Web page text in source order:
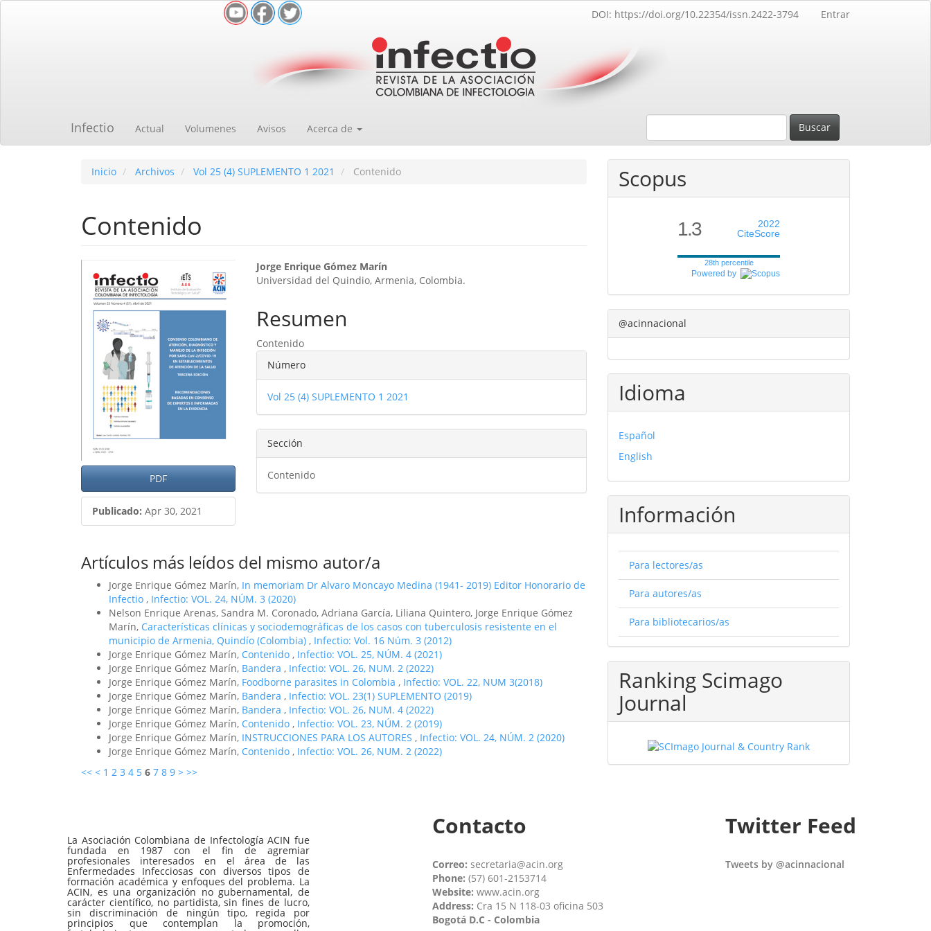
DOI: https://doi.org/10.22354/issn.2422-3794 Entrar
Infectio Actual Volumenes Avisos Acerca de Buscar
Inicio Archivos Vol 25 (4) SUPLEMENTO 1 2021 Contenido
Contenido
Barra
lateral
del
artículo
PDF
Publicado: Apr 30, 2021
Contenido
principal
del
artículo
Jorge Enrique Gómez Marín
Universidad del Quindio, Armenia, Colombia.
Resumen
Contenido
Detalles
del
artículo
Número
Vol 25 (4) SUPLEMENTO 1 2021
Sección
Contenido
Artículos más leídos del mismo autor/a
Jorge Enrique Gómez Marín, In memoriam Dr Alvaro Moncayo Medina (1941- 2019) Editor Honorario de
Infectio , Infectio: VOL. 24, NÚM. 3 (2020)
Nelson Enrique Arenas, Sandra M. Coronado, Adriana García, Liliana Quintero, Jorge Enrique Gómez
Marín, Características clínicas y sociodemográficas de los casos con tuberculosis resistente en el
municipio de Armenia, Quindío (Colombia) , Infectio: Vol. 16 Núm. 3 (2012)
Jorge Enrique Gómez Marín, Contenido , Infectio: VOL. 25, NÚM. 4 (2021)
Jorge Enrique Gómez Marín, Bandera , Infectio: VOL. 26, NUM. 2 (2022)
Jorge Enrique Gómez Marín, Foodborne parasites in Colombia , Infectio: VOL. 22, NUM 3(2018)
Jorge Enrique Gómez Marín, Bandera , Infectio: VOL. 23(1) SUPLEMENTO (2019)
Jorge Enrique Gómez Marín, Bandera , Infectio: VOL. 26, NUM. 4 (2022)
Jorge Enrique Gómez Marín, Contenido , Infectio: VOL. 23, NÚM. 2 (2019)
Jorge Enrique Gómez Marín, INSTRUCCIONES PARA LOS AUTORES , Infectio: VOL. 24, NÚM. 2 (2020)
Jorge Enrique Gómez Marín, Contenido , Infectio: VOL. 26, NUM. 2 (2022)
<< < 1 2 3 4 5 6 7 8 9 > >>
Scopus
1.3
2022
CiteScore
28th percentile
Powered by
@acinnacional
Idioma
Español
English
Información
Para lectores/as
Para autores/as
Para bibliotecarios/as
Ranking Scimago
Journal
La Asociación Colombiana de Infectología ACIN fue
fundada en 1987 con el fin de agremiar
profesionales interesados en el área de las
Enfermedades Infecciosas con diversos tipos de
formación académica y enfoques del problema. La
ACIN, es una organización no gubernamental, de
carácter científico, no partidista, sin fines de lucro,
sin discriminación de ningún tipo, regida por
principios que contemplan la promoción,
Contacto
Correo: secretaria@acin.org
Phone: (57) 601-2153714
Website: www.acin.org
Address: Cra 15 N 118-03 oficina 503
Bogotá D.C - Colombia
Twitter Feed
Tweets by @acinnacional